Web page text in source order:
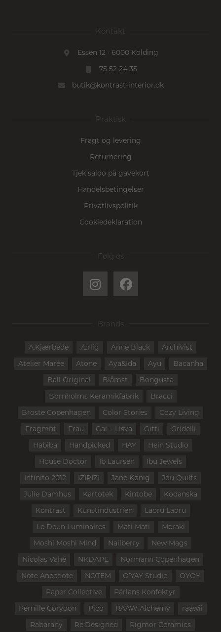
Kontakt
Essen 12 · 6000 Kolding
75 52 24 35
butik@kontrast-interior.dk
Praktisk
Fragt og levering
Returnering
Tjek saldo på gavekort
Handelsbetingelser
Privatlivspolitik
Cookiedeklaration
Følg os
Brands
A.Kjærbede Ærlig Anne Black
Archivist
Atelier Marée
Atone Aya&Ida Ayu
Bacanha
Ball Original
Blåmst
Bongusta
Bornholms Keramikfabrik
Bracci
Broste Copenhagen
Color Stories
Cozy Living
Fragmnt
Frau Gai + Lisva Gitti
Gridelli
Habiba
Handpicked HAY
Hein Studio
House Doctor
Ib Laursen
Ibu Jewels
Infinito 2012
IZIPIZI Jane Kønig
Jou Quilts
Julie Damhus
Kartotek Kintobe
Kodanska
Kontrast
Kunstindustrien
Laoru Laoru
Le Deun Luminaires
Mati Mati
Meraki
Moshi Moshi Mind
Nailberry
New Mags
Nicolas Vahé
NKDAPE
Normann Copenhagen
Note Anecdote
NOTEM O’YAY Studio
OYOY
Paper Collective
Pärlans Konfektyr
Pernille Corydon
Pico RAAW Alchemy
raawii
Rabarany
Re:Designed Rigmor Ceramics